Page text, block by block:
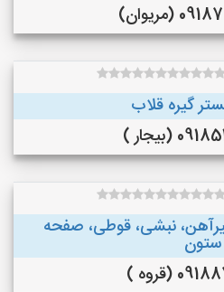
گیره قلاب
(بیجار )
نبشی، قوطی، صفحه
ستون
(قروه )